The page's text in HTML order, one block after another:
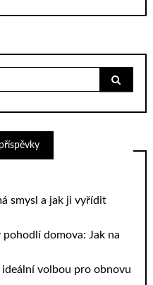
smysl a jak ji vyřídit
domova: Jak na
volbou pro obnovu